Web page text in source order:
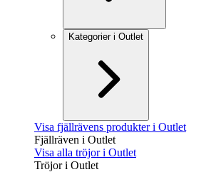
Kategorier i Outlet
Visa fjällrävens produkter i Outlet
Fjällräven i Outlet
Visa alla tröjor i Outlet
Tröjor i Outlet